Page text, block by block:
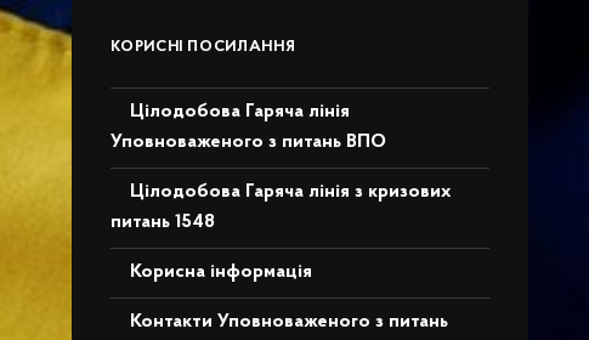
КОРИСНІ ПОСИЛАННЯ
Цілодобова Гаряча лінія
Уповноваженого з питань ВПО
Цілодобова Гаряча лінія з кризових
питань 1548
Корисна інформація
Контакти Уповноваженого з питань